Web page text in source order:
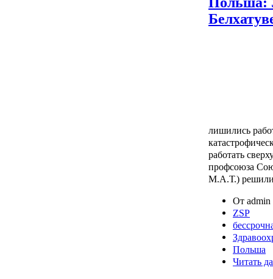
лишились
работать
профсоюза
М.А.Т.) решили
От admin
ZSP
Польша
Читать